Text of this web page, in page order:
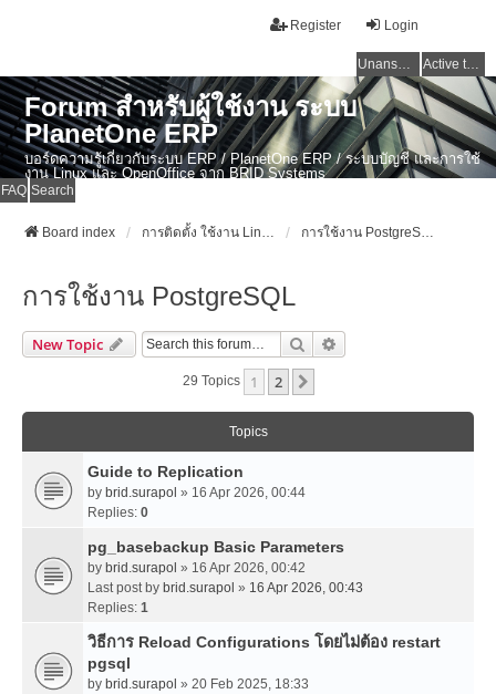
Login
Register
Unanswered topics Active topics
Forum สำหรับผู้ใช้งาน ระบบ
PlanetOne ERP
บอร์ดความรู้เกี่ยวกับระบบ ERP / PlanetOne ERP / ระบบบัญชี และการใช้
งาน Linux และ OpenOffice จาก BRID Systems
FAQ Search
Board index การติดตั้ง ใช้งาน Linux, OSX และ OpenSource Softwares การใช้งาน PostgreSQL
การใช้งาน PostgreSQL
New Topic Search
29 Topics 1 2
Topics
Guide to Replication
by brid.surapol » 16 Apr 2026, 00:44
Replies: 0
pg_basebackup Basic Parameters
by brid.surapol » 16 Apr 2026, 00:42
Last post by brid.surapol » 16 Apr 2026, 00:43
Replies: 1
วิธีการ Reload Configurations โดยไม่ต้อง restart
pgsql
by brid.surapol » 20 Feb 2025, 18:33